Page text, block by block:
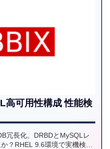
高可用性構成 性能検
冗長化。DRBDとMySQLレ
？RHEL 9.6環境で実機検証